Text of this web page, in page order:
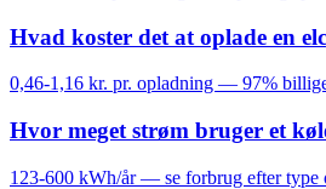
Hvad koster det at oplade en
0,46-1,16 kr. pr. opladning — 97%
Hvor meget strøm bruger et
123-600 kWh/år — se forbrug efter type